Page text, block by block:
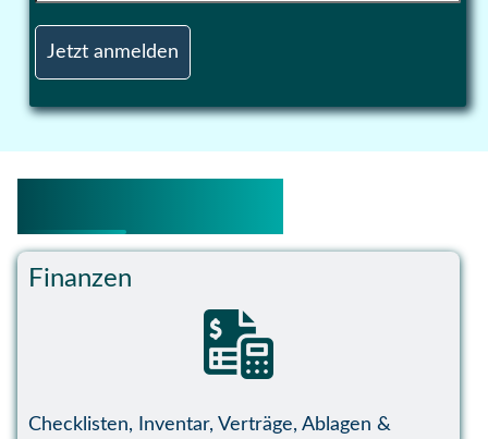
Finanzen
Checklisten, Inventar, Verträge, Ablagen &